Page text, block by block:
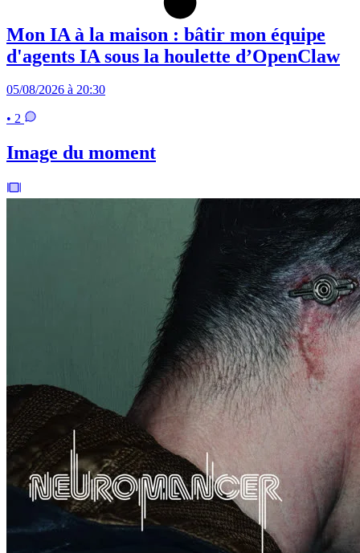
Mon IA à la maison : bâtir mon équipe
d'agents IA sous la houlette d’OpenClaw
05/08/2026 à 20:30
• 2
Image du moment